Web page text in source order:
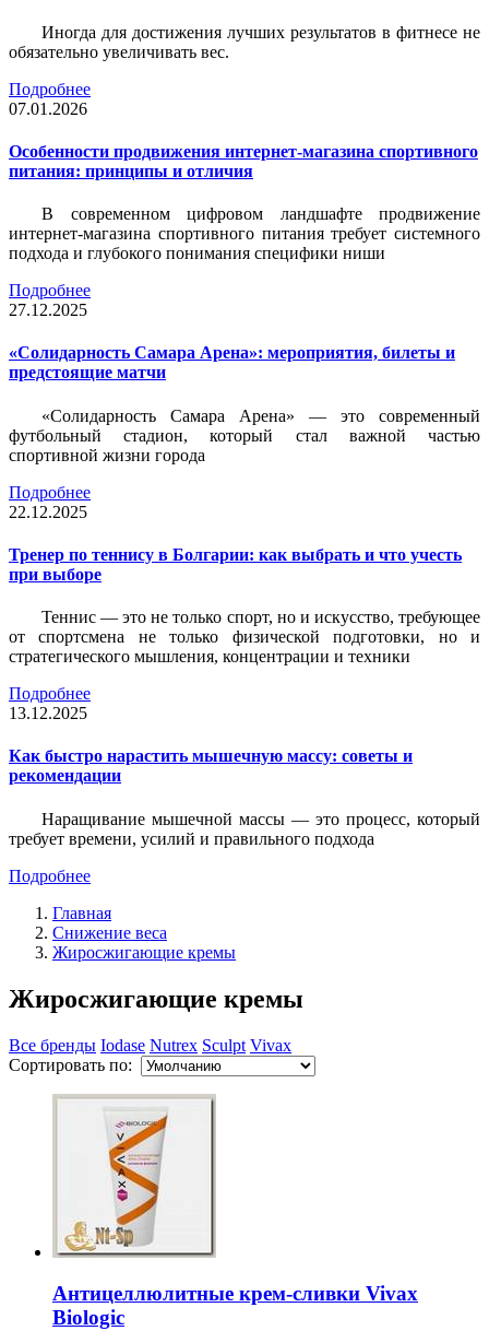
Иногда для достижения лучших результатов в фитнесе не
обязательно увеличивать вес.
Подробнее
07.01.2026
Особенности продвижения интернет-магазина спортивного
питания: принципы и отличия
В современном цифровом ландшафте продвижение
интернет-магазина спортивного питания требует системного
подхода и глубокого понимания специфики ниши
Подробнее
27.12.2025
«Солидарность Самара Арена»: мероприятия, билеты и
предстоящие матчи
«Солидарность Самара Арена» — это современный
футбольный стадион, который стал важной частью
спортивной жизни города
Подробнее
22.12.2025
Тренер по теннису в Болгарии: как выбрать и что учесть
при выборе
Теннис — это не только спорт, но и искусство, требующее
от спортсмена не только физической подготовки, но и
стратегического мышления, концентрации и техники
Подробнее
13.12.2025
Как быстро нарастить мышечную массу: советы и
рекомендации
Наращивание мышечной массы — это процесс, который
требует времени, усилий и правильного подхода
Подробнее
Главная
Снижение веса
Жиросжигающие кремы
Жиросжигающие кремы
Все бренды Iodase Nutrex Sculpt Vivax
Сортировать по:
Антицеллюлитные крем-сливки Vivax
Biologic